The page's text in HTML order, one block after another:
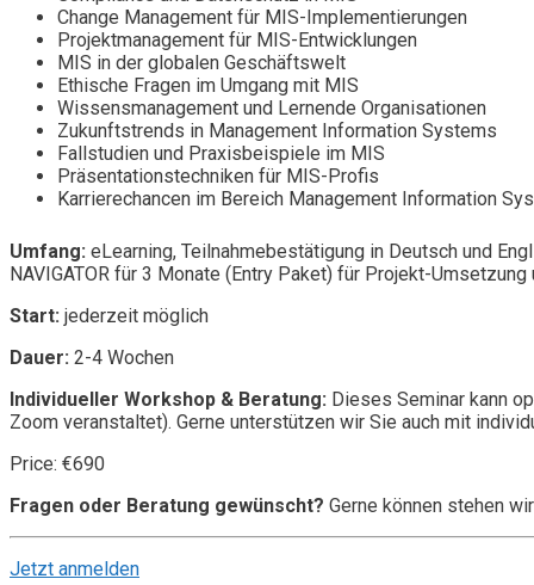
Change Management für MIS-Implementierungen
Projektmanagement für MIS-Entwicklungen
MIS in der globalen Geschäftswelt
Ethische Fragen im Umgang mit MIS
Wissensmanagement und Lernende Organisationen
Zukunftstrends in Management Information Systems
Fallstudien und Praxisbeispiele im MIS
Präsentationstechniken für MIS-Profis
Karrierechancen im Bereich Management Information
Umfang: eLearning, Teilnahmebestätigung in Deutsch und
NAVIGATOR für 3 Monate (Entry Paket) für Projekt-
Start: jederzeit möglich
Dauer: 2-4 Wochen
Individueller Workshop & Beratung: Dieses Seminar kann
Zoom veranstaltet). Gerne unterstützen wir Sie auch mit
Price: €690
Fragen oder Beratung gewünscht? Gerne können stehen
Jetzt anmelden